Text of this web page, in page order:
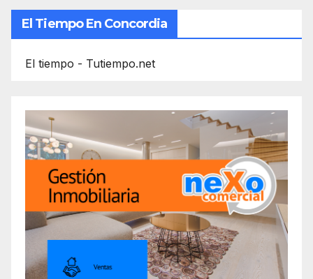
El Tiempo En Concordia
El tiempo - Tutiempo.net